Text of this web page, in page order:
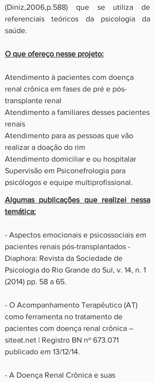
(Diniz,2006,p.588) que se utiliza de
referenciais teóricos da psicologia da
saúde.
O que ofereço nesse projeto:
Atendimento à pacientes com doença
renal crônica em fases de pré e pós-
transplante renal
Atendimento a familiares desses pacientes
renais
Atendimento para as pessoas que vão
realizar a doação do rim
Atendimento domiciliar e ou hospitalar
Supervisão em Psiconefrologia para
psicólogos e equipe multiprofissional.
Algumas publicações que realizei nessa
temática:
- Aspectos emocionais e psicossociais em
pacientes renais pós-transplantados -
Diaphora: Revista da Sociedade de
Psicologia do Rio Grande do Sul, v. 14, n. 1
(2014) pp. 58 a 65.
- O Acompanhamento Terapêutico (AT)
como ferramenta no tratamento de
pacientes com doença renal crônica –
siteat.net | Registro BN nº 673.071
publicado em 13/12/14.
- A Doença Renal Crônica e suas